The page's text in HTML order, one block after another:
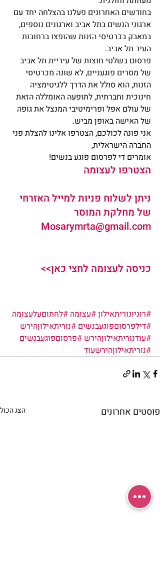
בחודשים האחרונים פעלנו בהצלחה יחד עם
ארגוני הנשים בתל אביב וארגונים נוספים,
במאבק בכרטיסי הזנות שהופצו ברחובות
העיר תל אביב.
פרסום בשלטי חוצות של עיריית תל אביב
של מסרים פוגעניים, לא שונה מכרטיסי
הזנות, הוא סולל את הדרך ללגיטימציה
חינוכית וחברתית, לתופעה האומללה הזאת
של עולם אפל ופרימיטיבי המנצל את גופה
של האישה באופן מביש.
אני פונה לכולכם, הצטרפו אלינו להצלת פני
החברה הישראלית,
אומרים די לפרסום פוגע בנשים!
הצטרפו לעצומה
ניתן לשלוח פניות למייל האזרחי
של מחלקת המוסר
Mosarymrta@gmail.com
כניסה לעצומה לחצי כאן>>
#רוניונוריתאילון#עצומה #לחתוםעלעצומה
#דילפרסוםפוגעבנשים #נוריתאילוןהירש
#עודנוריתאילוןהירש #פרסוםפוגעבנשים
#נוריתאילוןהירשעוד
פוסטים אחרונים הצג הכול